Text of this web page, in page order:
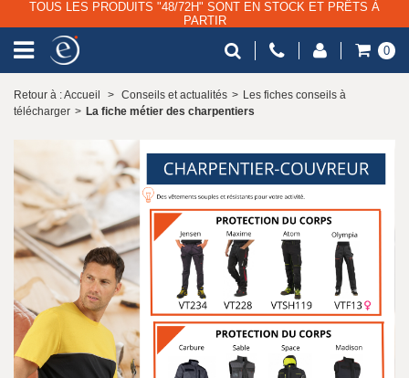
TOUS LES PRODUITS "48/72H" SONT EN STOCK ET PRÊTS À
PARTIR
0
Retour à : Accueil > Conseils et actualités > Les fiches conseils à
télécharger > La fiche métier des charpentiers